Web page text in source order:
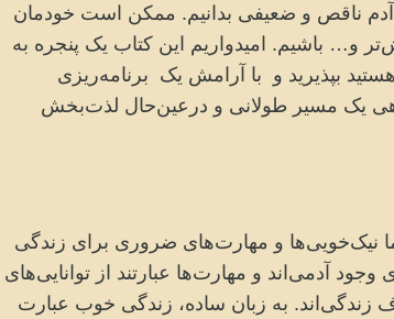
ناقص و ضعیفی بدانیم. ممکن است خودمان
و… باشیم. امیدواریم این کتاب یک پنجره به
بپذیرید و با آرامش یک برنامه‌ریزی
یک مسیر طولانی و درعین‌حال لذت‌بخش
نیک‌خویی‌ها و مهارت‌های ضروری برای زندگی
آدمی‌اند و مهارت‌ها عبارتند از توانایی‌های
زندگی‌اند. به زبان ساده، زندگی خوب عبارت